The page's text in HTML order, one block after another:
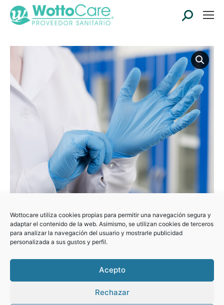
Wottocare utiliza cookies propias para permitir una navegación segura y
adaptar el contenido de la web. Asimismo, se utilizan cookies de terceros
para analizar la navegación del usuario y mostrarle publicidad
personalizada a sus gustos y perfil.
Acepto
Rechazar
Buscar:
Guantes Blue Vinyl